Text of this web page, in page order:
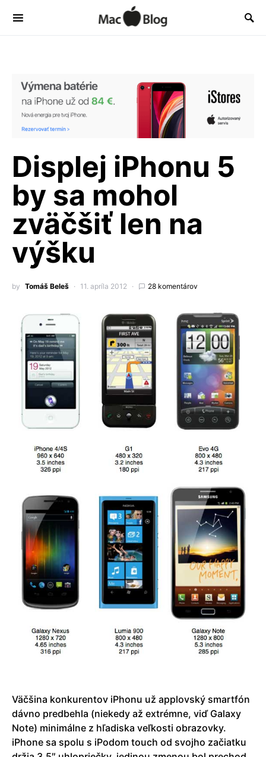
Displej iPhonu 5
by sa mohol
zväčšiť len na
výšku
by Tomáš Beleš 11. apríla 2012 28 komentárov
Väčšina konkurentov iPhonu už applovský smartfón
dávno predbehla (niekedy až extrémne, viď Galaxy
Note) minimálne z hľadiska veľkosti obrazovky.
iPhone sa spolu s iPodom touch od svojho začiatku